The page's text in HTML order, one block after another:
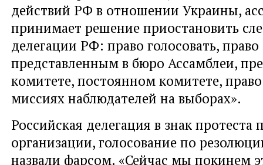
действий РФ в отношении Украины,
принимает решение приостановить
делегации РФ: право голосовать,
представленным в бюро Ассамблеи,
комитете, постоянном комитете, право
миссиях наблюдателей на выборах».
Российская делегация в знак протеста
организации, голосование по
назвали фарсом. «Сейчас мы покинем